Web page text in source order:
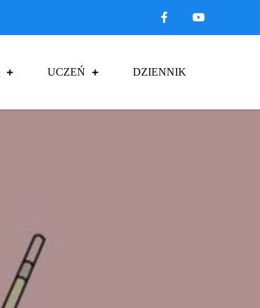
UCZEŃ DZIENNIK